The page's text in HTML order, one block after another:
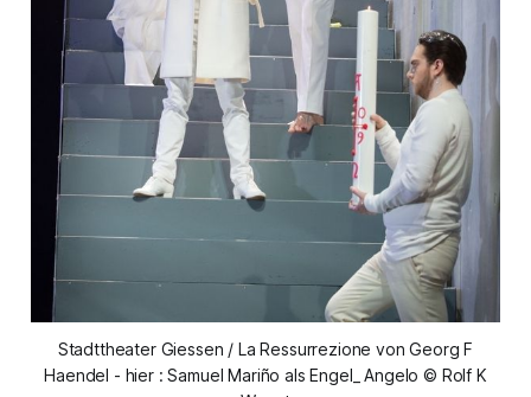
Stadttheater Giessen / La Ressurrezione von Georg F
Haendel - hier : Samuel Mariño als Engel_ Angelo © Rolf K